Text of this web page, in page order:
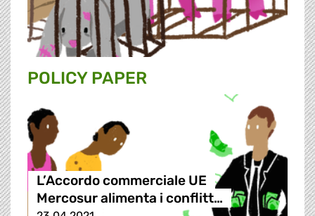
POLICY PAPER
L’Accordo commerciale UE
Mercosur alimenta i conflitt…